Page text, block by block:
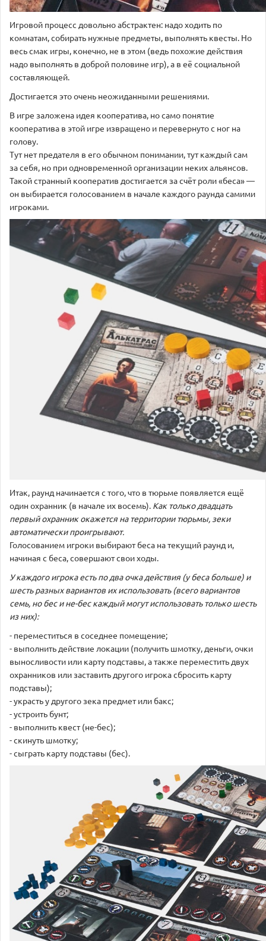
Игровой процесс довольно абстрактен: надо ходить по
комнатам, собирать нужные предметы, выполнять квесты. Но
весь смак игры, конечно, не в этом (ведь похожие действия
надо выполнять в доброй половине игр), а в её социальной
составляющей.
Достигается это очень неожиданными решениями.
В игре заложена идея кооператива, но само понятие
кооператива в этой игре извращено и перевернуто с ног на
голову.
Тут нет предателя в его обычном понимании, тут каждый сам
за себя, но при одновременной организации неких альянсов.
Такой странный кооператив достигается за счёт роли «беса» —
он выбирается голосованием в начале каждого раунда самими
игроками.
Итак, раунд начинается с того, что в тюрьме появляется ещё
один охранник (в начале их восемь). Как только двадцать
первый охранник окажется на территории тюрьмы, зеки
автоматически проигрывают.
Голосованием игроки выбирают беса на текущий раунд и,
начиная с беса, совершают свои ходы.
У каждого игрока есть по два очка действия (у беса больше) и
шесть разных вариантов их использовать (всего вариантов
семь, но бес и не-бес каждый могут использовать только шесть
из них):
- переместиться в соседнее помещение;
- выполнить действие локации (получить шмотку, деньги, очки
выносливости или карту подставы, а также переместить двух
охранников или заставить другого игрока сбросить карту
подставы);
- украсть у другого зека предмет или бакс;
- устроить бунт;
- выполнить квест (не-бес);
- скинуть шмотку;
- сыграть карту подставы (бес).